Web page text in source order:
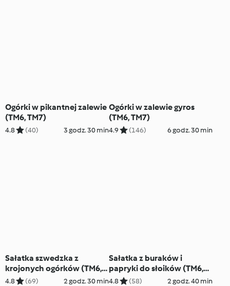
Ogórki w pikantnej zalewie
(TM6, TM7)
4.8 (40) 3 godz. 30 min
Ogórki w zalewie gyros
(TM6, TM7)
4.9 (146) 6 godz. 30 min
Sałatka szwedzka z
krojonych ogórków (TM6,
TM7)
4.8 (69) 2 godz. 30 min
Sałatka z buraków i
papryki do słoików (TM6,
TM7)
4.8 (58) 2 godz. 40 min